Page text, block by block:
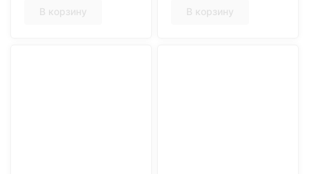
В корзину В корзину